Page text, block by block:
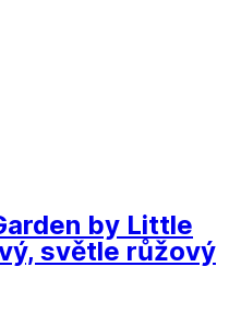
by Little
světle růžový